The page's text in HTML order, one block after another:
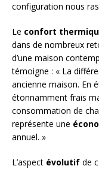
configuration nous
Le confort
dans de nombreux
d’une maison
témoigne : « La
ancienne maison. En
étonnamment frais
consommation de
représente une
annuel. »
L’aspect évolutif de